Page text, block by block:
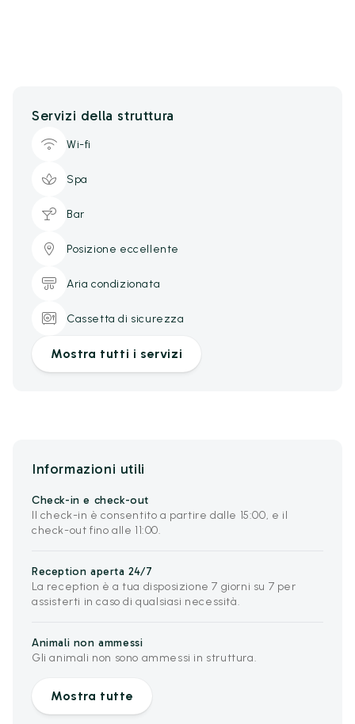
Servizi della struttura
Wi-fi
Spa
Bar
Posizione eccellente
Aria condizionata
Cassetta di sicurezza
Mostra tutti i servizi
Informazioni utili
Check-in e check-out
Il check-in è consentito a partire dalle 15:00, e il
check-out fino alle 11:00.
Reception aperta 24/7
La reception è a tua disposizione 7 giorni su 7 per
assisterti in caso di qualsiasi necessità.
Animali non ammessi
Gli animali non sono ammessi in struttura.
Mostra tutte